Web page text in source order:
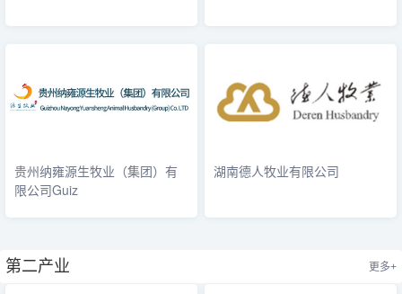
贵州纳雍源生牧业（集团）有
限公司Guiz
湖南德人牧业有限公司
第二产业 更多+